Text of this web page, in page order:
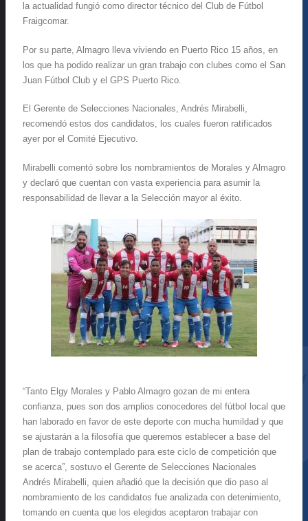
la actualidad fungió como director técnico del Club de Fútbol
Fraigcomar.
Por su parte, Almagro lleva viviendo en Puerto Rico 15 años, en
los que ha podido realizar un gran trabajo con clubes como el San
Juan Fútbol Club y el GPS Puerto Rico.
El Gerente de Selecciones Nacionales, Andrés Mirabelli,
recomendó estos dos candidatos, los cuales fueron ratificados
ayer por el Comité Ejecutivo.
Mirabelli comentó sobre los nombramientos de Morales y Almagro
y declaró que cuentan con vasta experiencia para asumir la
responsabilidad de llevar a la Selección mayor al éxito.
“Tanto Elgy Morales y Pablo Almagro gozan de mi entera
confianza, pues son dos amplios conocedores del fútbol local que
han laborado en favor de este deporte con mucha humildad y que
se ajustarán a la filosofía que queremos establecer a base del
plan de trabajo contemplado para este ciclo de competición que
se acerca”, sostuvo el Gerente de Selecciones Nacionales
Andrés Mirabelli, quien añadió que la decisión que dio paso al
nombramiento de los candidatos fue analizada con detenimiento,
tomando en cuenta que los elegidos aceptaron trabajar con